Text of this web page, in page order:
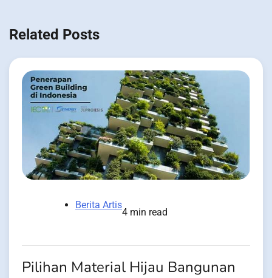
Related Posts
Berita Artis
4 min read
Pilihan Material Hijau Bangunan